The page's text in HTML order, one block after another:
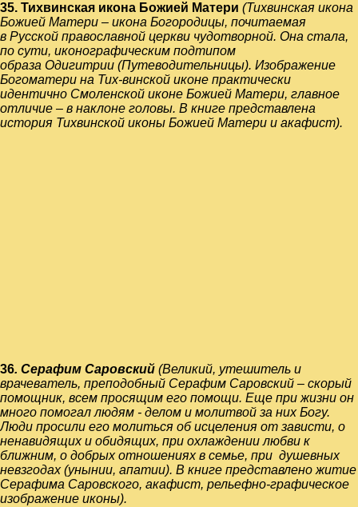
35. Тихвинская икона Божией Матери (Тихвинская икона
Божией Матери – икона Богородицы, почитаемая
в Русской православной церкви чудотворной. Она стала,
по сути, иконографическим подтипом
образа Одигитрии (Путеводительницы). Изображение
Богоматери на Тих-винской иконе практически
идентично Смоленской иконе Божией Матери, главное
отличие – в наклоне головы. В книге представлена
история Тихвинской иконы Божией Матери и акафист).
36. Серафим Саровский (Великий, утешитель и
врачеватель, преподобный Серафим Саровский – скорый
помощник, всем просящим его помощи. Еще при жизни он
много помогал людям - делом и молитвой за них Богу.
Люди просили его молиться об исцеления от зависти, о
ненавидящих и обидящих, при охлаждении любви к
ближним, о добрых отношениях в семье, при душевных
невзгодах (унынии, апатии). В книге представлено житие
Серафима Саровского, акафист, рельефно-графическое
изображение иконы).